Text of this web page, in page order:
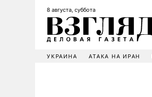
8 августа, суббота
УКРАИНА АТАКА НА ИРАН